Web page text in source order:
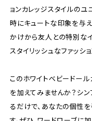
ョンカレッジスタイルのユ
時にキュートな印象を与え
かけから友人との特別な
スタイリッシュなファッショ
このホワイトベビードー
を加えてみませんか？シ
るだけで、あなたの個性